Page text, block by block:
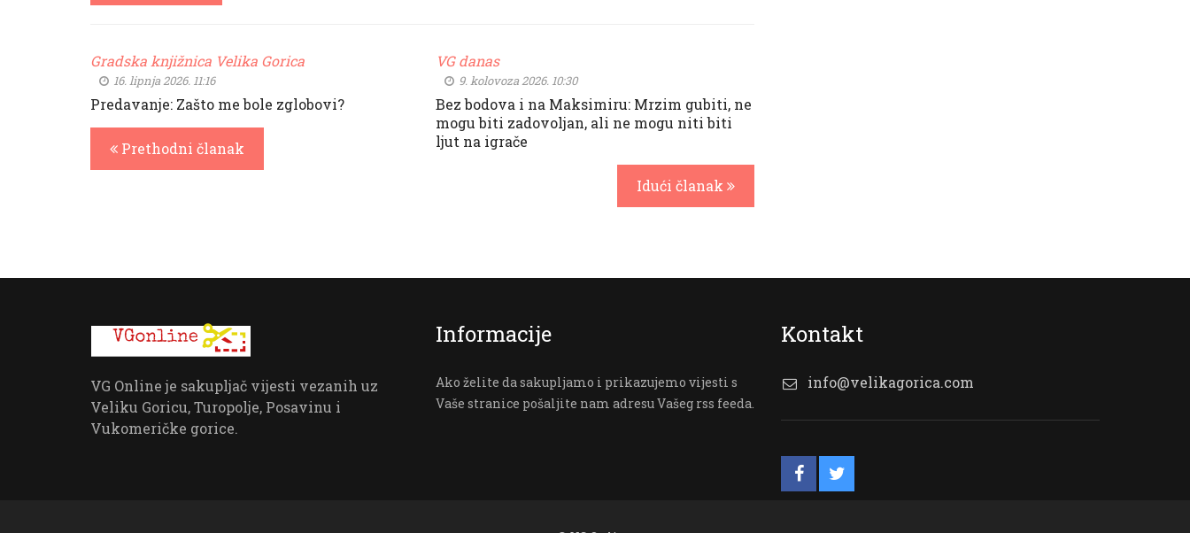
Gradska knjižnica Velika Gorica
16. lipnja 2026. 11:16
Predavanje: Zašto me bole zglobovi?
Prethodni članak
VG danas
9. kolovoza 2026. 10:30
Bez bodova i na Maksimiru: Mrzim gubiti, ne
mogu biti zadovoljan, ali ne mogu niti biti
ljut na igrače
Idući članak
VG Online je sakupljač vijesti vezanih uz
Veliku Goricu, Turopolje, Posavinu i
Vukomeričke gorice.
Informacije
Ako želite da sakupljamo i prikazujemo vijesti s
Vaše stranice pošaljite nam adresu Vašeg rss feeda.
Kontakt
info@velikagorica.com